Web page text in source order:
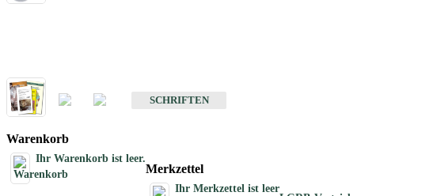
SCHRIFTEN
Warenkorb
Ihr Warenkorb ist leer.
Merkzettel
Ihr Merkzettel ist leer